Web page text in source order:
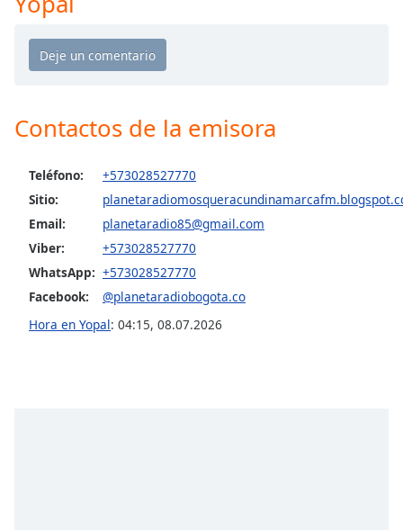
Opacity
Opacity
Caption
Background
Color
Opacity
Contactos de la emisora
Teléfono:
+573028527770
Sitio:
Email:
planetaradio85@gmail.com
Viber:
+573028527770
WhatsApp: +573028527770
Facebook:
@planetaradiobogota.co
Hora en Yopal: 04:15, 08.07.2026